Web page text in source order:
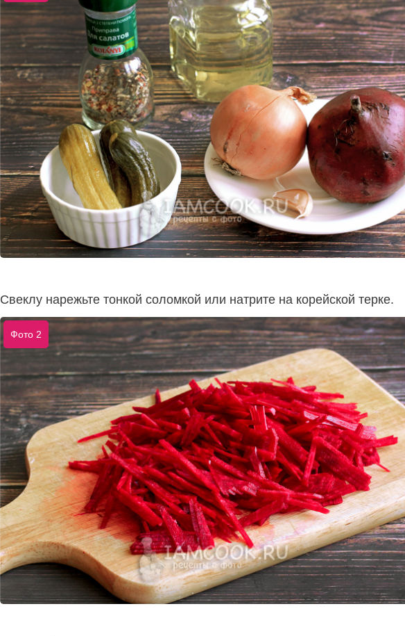
Свеклу нарежьте тонкой соломкой или натрите на корейской терке.
Фото 2